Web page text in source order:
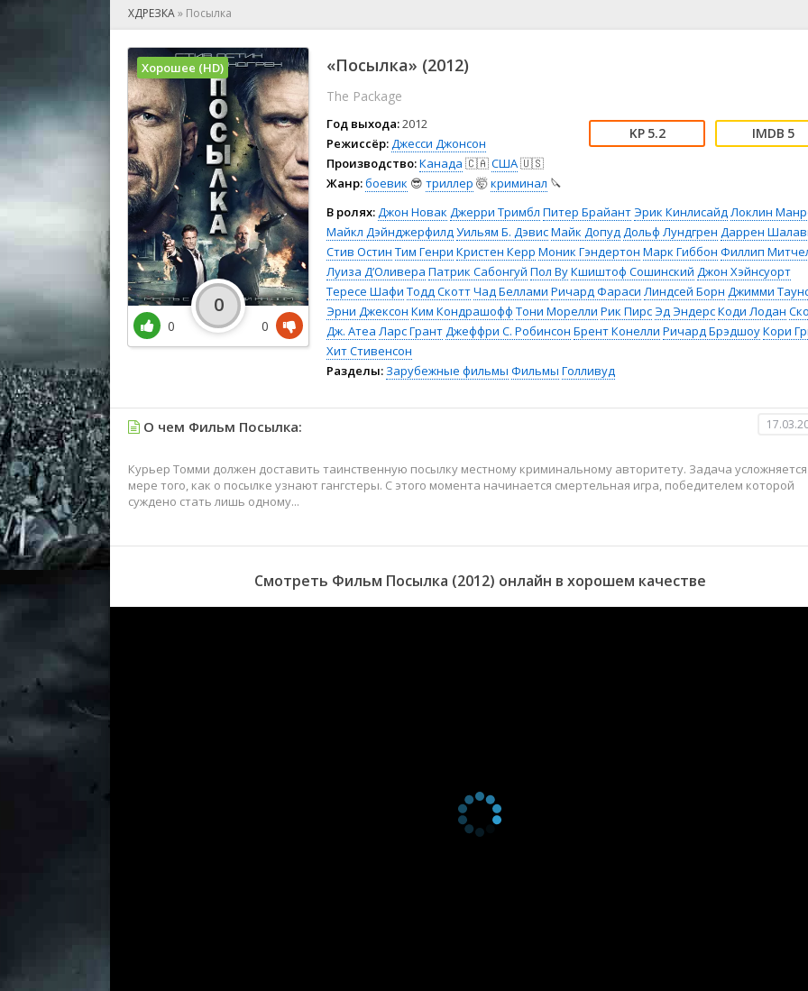
🕺 Мюзикл
👨‍💻 Реальное тв
🎤 Ток-шоу
😱 Ужасы
🧙‍♀️ Фантастика
🤠 Фильм-нуар
🧝‍♂️ Фэнтези
🏅 Церемония
ХДРЕЗКА» Посылка
«Посылка» (2012)
The Package
Год выхода:2012
Режиссёр:Джесси Джонсон
Производство:Канада 🇨🇦США🇺🇸
Жанр:боевик 😎 триллер 🤯криминал 🔪
5.2 5
В ролях:Джон Новак Джерри Тримбл Питер БрайантЭрик КинлисайдЛоклин
Майкл ДэйнджерфилдУильям Б. ДэвисМайк ДопудДольф Лундгрен Даррен
Стив Остин Тим Генри Кристен Керр Моник Гэндертон Марк Гиббон Филлип
Луиза Д’Оливера Патрик Сабонгуй Пол ВуКшиштоф Сошинский Джон Хэйнсуорт
Тересе Шафи Тодд СкоттЧад Беллами Ричард Фараси Линдсей Борн Джимми
Эрни Джексон Ким Кондрашофф Тони Морелли Рик ПирсЭд ЭндерсКоди Лодан
Дж. Атеа Ларс ГрантДжеффри С. Робинсон Брент Конелли Ричард БрэдшоуКори
Хит Стивенсон
Разделы: Зарубежные фильмы Фильмы Голливуд
Хорошее (HD)
0
0
0
О чем Фильм Посылка:
Курьер Томми должен доставить таинственную посылку местному криминальному авторитету. Задача
мере того, как о посылке узнают гангстеры. С этого момента начинается смертельная игра, победителем которой
суждено стать лишь одному...
Смотреть Фильм Посылка (2012) онлайн в хорошем качестве